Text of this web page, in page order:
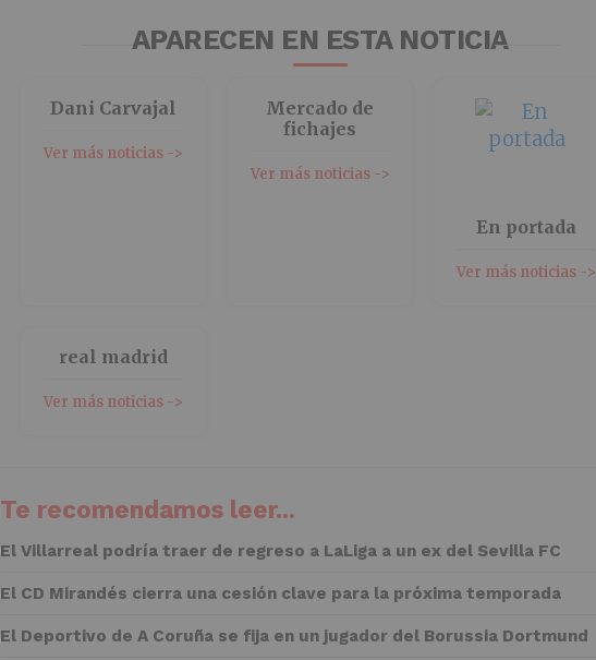
APARECEN EN ESTA NOTICIA
Dani Carvajal
Ver más noticias ->
Mercado de
fichajes
Ver más noticias ->
En portada
Ver más noticias ->
real madrid
Ver más noticias ->
Te recomendamos leer...
El Villarreal podría traer de regreso a LaLiga a un ex del Sevilla FC
El CD Mirandés cierra una cesión clave para la próxima temporada
El Deportivo de A Coruña se fija en un jugador del Borussia Dortmund